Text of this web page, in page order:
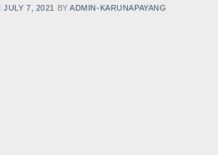
JULY 7, 2021 BYADMIN-KARUNAPAYANG